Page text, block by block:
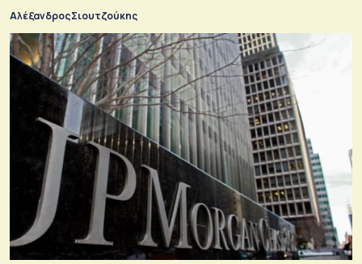
Αλέξανδρος Σιουτζούκης